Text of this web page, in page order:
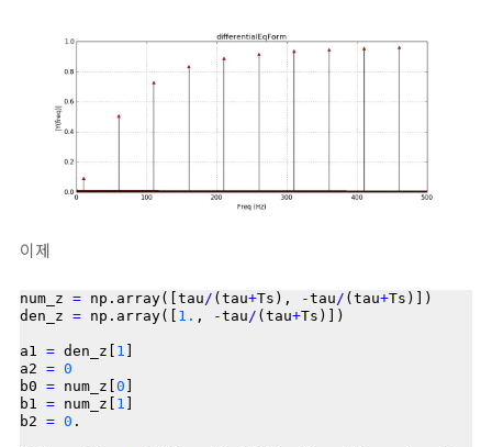
이제
num_z = np.array([tau/ (tau+Ts), -tau/ (tau+Ts)])
den_z = np.array([ 1. , -tau/ (tau+Ts)])
a1 = den_z[ 1
a2 = 0
b0 = num_z[ 0
b1 = num_z[ 1
b2 = 0 .